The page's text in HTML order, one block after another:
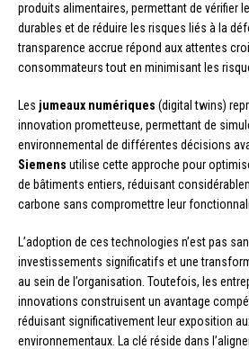
produits alimentaires, permettant de vérifier
durables et de réduire les risques liés à la
transparence accrue répond aux attentes
consommateurs tout en minimisant les
Les jumeaux numériques (digital twins)
innovation prometteuse, permettant de
environnemental de différentes décisions
Siemens utilise cette approche pour
de bâtiments entiers, réduisant
carbone sans compromettre leur
L’adoption de ces technologies n’est pas
investissements significatifs et une
au sein de l’organisation. Toutefois, les
innovations construisent un avantage
réduisant significativement leur exposition
environnementaux. La clé réside dans